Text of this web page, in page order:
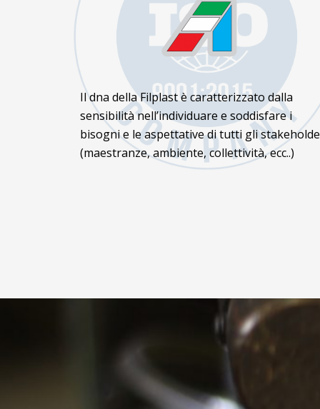
Il dna della Filplast è caratterizzato dalla
sensibilità nell’individuare e soddisfare i
bisogni e le aspettative di tutti gli
(maestranze, ambiente, collettività, ecc..)